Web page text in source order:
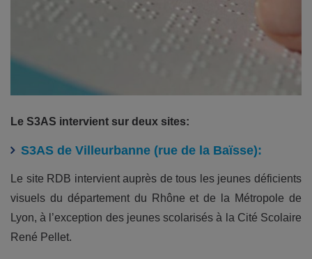
Le S3AS intervient sur deux sites:
S3AS de Villeurbanne (rue de la Baïsse):
Le site RDB intervient auprès de tous les jeunes déficients
visuels du département du Rhône et de la Métropole de
Lyon, à l’exception des jeunes scolarisés à la Cité Scolaire
René Pellet.